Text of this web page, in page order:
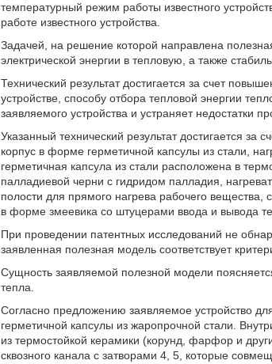
температурный режим работы известного
работе известного устройства.
Задачей, на решение которой направлена
электрической энергии в тепловую, а также
Технический результат достигается за счет
устройстве, способу отбора тепловой энергии
заявляемого устройства и устраняет недостатки
Указанный технический результат достигается за
корпус в форме герметичной капсулы из стали,
герметичная капсула из стали расположена в
палладиевой черни с гидридом палладия,
полости для прямого нагрева рабочего
в форме змеевика со штуцерами ввода и вывода
При проведении патентных исследований не
заявленная полезная модель соответствует
Сущность заявляемой полезной модели
тепла.
Согласно предложению заявляемое устройство
герметичной капсулы из жаропрочной стали.
из термостойкой керамики (корунд, фарфор и
сквозного канала с затворами 4, 5, которые